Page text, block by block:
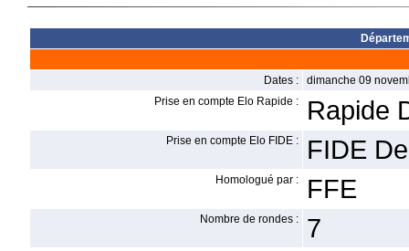
Dates :
dimanche 09
Prise en compte Elo Rapide :
Rapide
Prise en compte Elo FIDE : FIDE
Homologué par : FFE
Nombre de rondes : 7